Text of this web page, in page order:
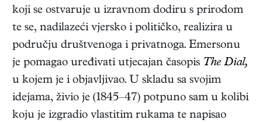
koji se ostvaruje u izravnom dodiru s prirodom
te se, nadilazeći vjersko i političko, realizira u
području društvenoga i privatnoga. Emersonu
je pomagao uređivati utjecajan časopis The Dial,
u kojem je i objavljivao. U skladu sa svojim
idejama, živio je (1845–47) potpuno sam u kolibi
koju je izgradio vlastitim rukama te napisao